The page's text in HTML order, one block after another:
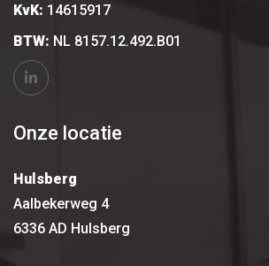
KvK: 14615917
BTW: NL 8157.12.492.B01
Onze locatie
Hulsberg
Aalbekerweg 4
6336 AD Hulsberg